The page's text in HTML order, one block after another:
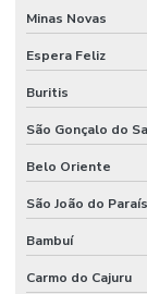
Manutenção
Manutenção de
Manutenção de
Manutenção de
Manutenção de
Manutenção de
Manutenção de
Minas Novas
Espera Feliz
Buritis
São Gonçalo do
Belo Oriente
São João do
Bambuí
Carmo do Cajuru